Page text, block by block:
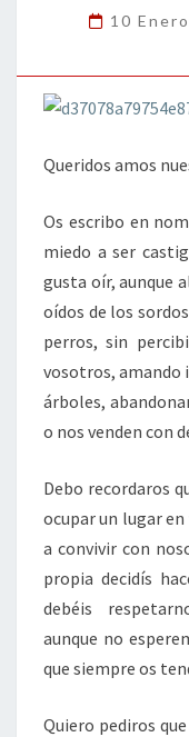
10
Queridos amos
Os escribo en
miedo a ser
gusta oír, aunque
oídos de los
perros, sin
vosotros, amando
árboles,
o nos venden con
Debo recordaros
ocupar un lugar
a convivir con
propia decidís
debéis
aunque no
que siempre os
Quiero pediros